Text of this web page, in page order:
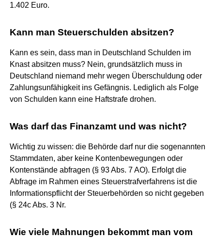
1.402 Euro.
Kann man Steuerschulden absitzen?
Kann es sein, dass man in Deutschland Schulden im
Knast absitzen muss? Nein, grundsätzlich muss in
Deutschland niemand mehr wegen Überschuldung oder
Zahlungsunfähigkeit ins Gefängnis. Lediglich als Folge
von Schulden kann eine Haftstrafe drohen.
Was darf das Finanzamt und was nicht?
Wichtig zu wissen: die Behörde darf nur die sogenannten
Stammdaten, aber keine Kontenbewegungen oder
Kontenstände abfragen (§ 93 Abs. 7 AO). Erfolgt die
Abfrage im Rahmen eines Steuerstrafverfahrens ist die
Informationspflicht der Steuerbehörden so nicht gegeben
(§ 24c Abs. 3 Nr.
Wie viele Mahnungen bekommt man vom